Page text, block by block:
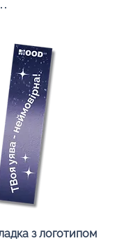
з логотипом